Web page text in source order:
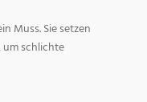
Muss. Sie setzen
um schlichte